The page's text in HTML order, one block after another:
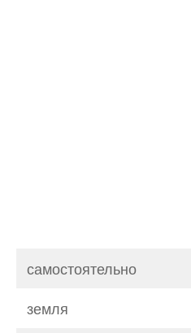
самостоятельно
земля